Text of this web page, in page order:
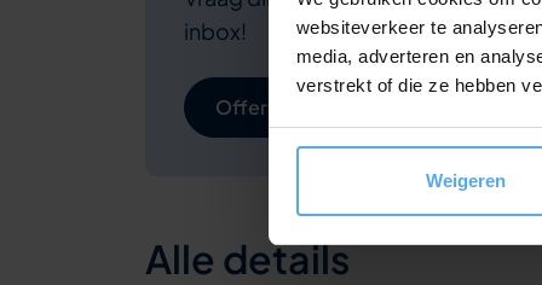
websiteverkeer te
media, adverteren en
verstrekt of die ze hebben
Weigeren
inbox!
Offerte aanvragen
Alle details